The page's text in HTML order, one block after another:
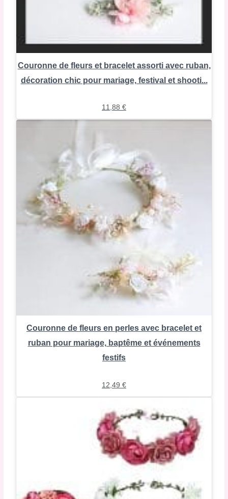
Couronne de fleurs et bracelet assorti avec ruban,
décoration chic pour mariage, festival et shooti...
11,88 €
Couronne de fleurs en perles avec bracelet et
ruban pour mariage, baptême et événements
festifs
12,49 €